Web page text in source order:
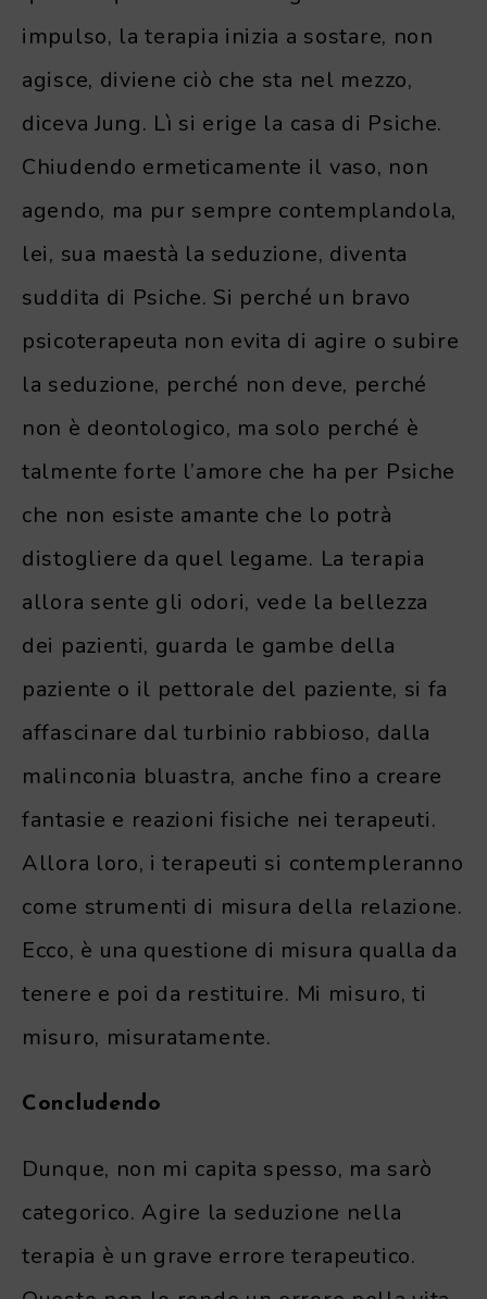
impulso, la terapia inizia a sostare, non
agisce, diviene ciò che sta nel mezzo,
diceva Jung. Lì si erige la casa di Psiche.
Chiudendo ermeticamente il vaso, non
agendo, ma pur sempre contemplandola,
lei, sua maestà la seduzione, diventa
suddita di Psiche. Si perché un bravo
psicoterapeuta non evita di agire o subire
la seduzione, perché non deve, perché
non è deontologico, ma solo perché è
talmente forte l’amore che ha per Psiche
che non esiste amante che lo potrà
distogliere da quel legame. La terapia
allora sente gli odori, vede la bellezza
dei pazienti, guarda le gambe della
paziente o il pettorale del paziente, si fa
affascinare dal turbinio rabbioso, dalla
malinconia bluastra, anche fino a creare
fantasie e reazioni fisiche nei terapeuti.
Allora loro, i terapeuti si contempleranno
come strumenti di misura della relazione.
Ecco, è una questione di misura qualla da
tenere e poi da restituire. Mi misuro, ti
misuro, misuratamente.
Concludendo
Dunque, non mi capita spesso, ma sarò
categorico. Agire la seduzione nella
terapia è un grave errore terapeutico.